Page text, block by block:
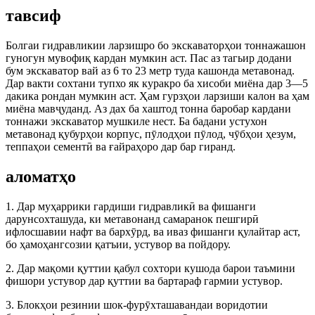
тавсиф
Болгаи гидравликии ларзишро бо экскаваторҳои тоннажашон
гуногун мувофиқ кардан мумкин аст. Пас аз тагьир додани
бум экскаватор вай аз 6 то 23 метр туда кашонда метавонад.
Дар вакти сохтани тупхо як куракро ба хисоби миёна дар 3—5
дакика рондан мумкин аст. Ҳам гурзҳои ларзиши калон ва ҳам
миёна мавҷуданд. Аз дах ба хаштод тонна баробар кардани
тоннажи экскаватор мушкиле нест. Ба бадани устухон
метавонад қубурҳои корпус, пӯлодҳои пӯлод, чӯбҳои ҳезум,
теппаҳои сементӣ ва ғайраҳоро дар бар гиранд.
аломатҳо
1. Дар муҳаррики гардиши гидравликӣ ва фишанги
дарунсохташуда, ки метавонанд самаранок пешгирӣ
ифлосшавии нафт ва бархӯрд, ва иваз фишанги қулайтар аст,
бо ҳамоҳангсозии қатъии, устувор ва пойдору.
2. Дар мақоми қуттии қабул сохтори кушода барои таъмини
фишори устувор дар қуттии ва бартараф гармии устувор.
3. Блокҳои резинии шок-фурӯхташавандаи воридотии